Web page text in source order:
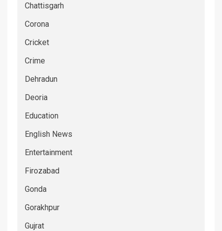
Chattisgarh
Corona
Cricket
Crime
Dehradun
Deoria
Education
English News
Entertainment
Firozabad
Gonda
Gorakhpur
Gujrat